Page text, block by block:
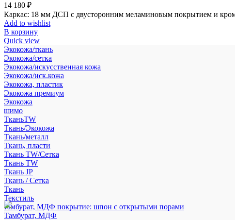
14 180 ₽
Каркас: 18 мм ДСП с двусторонним меламиновым покрытием и
Add to wishlist
В корзину
Quick view
Экокожа/ткань
Экокожа/сетка
Экокожа/искусственная кожа
Экокожа/иск.кожа
Экокожа, пластик
Экокожа премиум
Экокожа
шимо
ТканьTW
Ткань/Экокожа
Ткань/металл
Ткань, пласти
Ткань TW/Сетка
Ткань TW
Ткань JP
Ткань / Сетка
Ткань
Текстиль
тамбурат, МДФ покрытие: шпон с открытыми порами
Тамбурат, МДФ